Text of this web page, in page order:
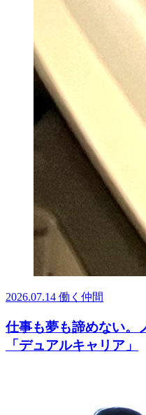
2026.07.14 働く仲間
仕事も夢も諦めない。
「デュアルキャリア」